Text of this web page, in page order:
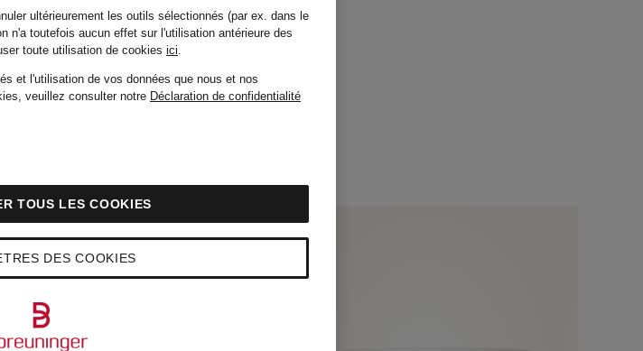
ultérieurement les outils sélectionnés (par ex. dans le
n'a toutefois aucun effet sur l'utilisation antérieure des
toute utilisation de cookies ici.
et l'utilisation de vos données que nous et nos
veuillez consulter notre Déclaration de confidentialité
DES COOKIES
TOUS LES COOKIES